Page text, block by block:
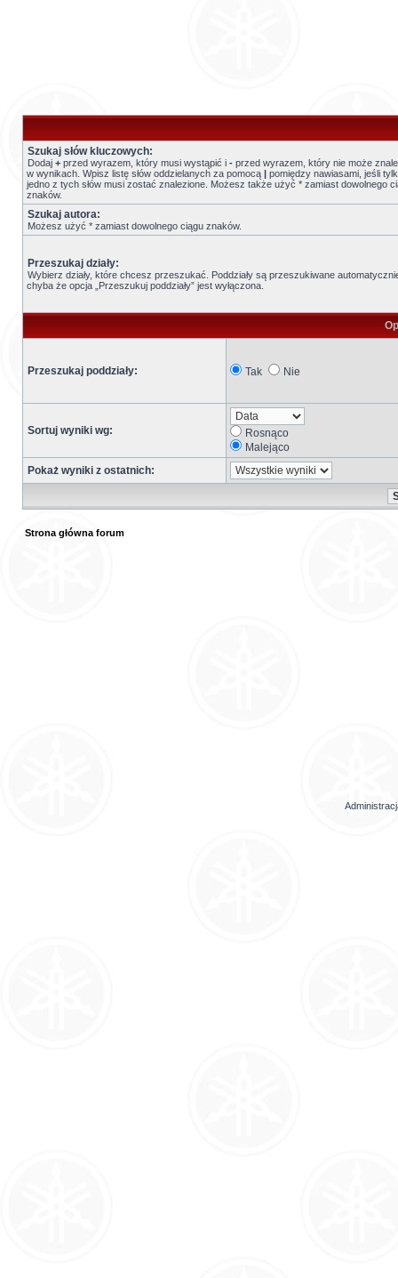
Szukaj słów kluczowych:
Dodaj + przed wyrazem, który musi wystąpić i - przed wyrazem, który nie może
w wynikach. Wpisz listę słów oddzielanych za pomocą | pomiędzy nawiasami, jeśli
jedno z tych słów musi zostać znalezione. Możesz także użyć * zamiast dowolnego
znaków.
Szukaj autora:
Możesz użyć * zamiast dowolnego ciągu znaków.
Przeszukaj działy:
Wybierz działy, które chcesz przeszukać. Poddziały są przeszukiwane
chyba że opcja „Przeszukuj poddziały” jest wyłączona.
Przeszukaj poddziały: Tak Nie
Sortuj wyniki wg:
Rosnąco
Malejąco
Pokaż wyniki z ostatnich:
Strona główna forum